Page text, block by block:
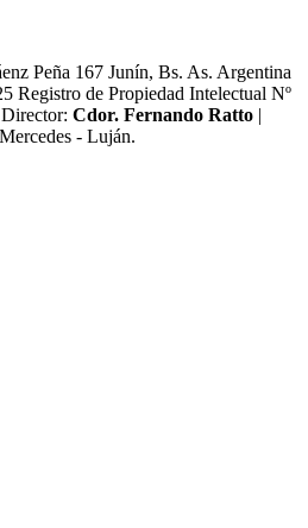
Peña 167 Junín, Bs. As. Argentina
Registro de Propiedad Intelectual Nº
Cdor. Fernando Ratto |
- Luján.